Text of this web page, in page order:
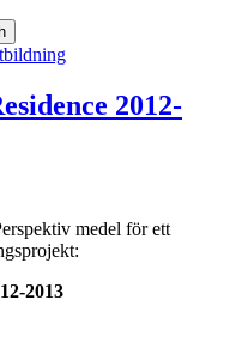
2012-
medel för ett
2013